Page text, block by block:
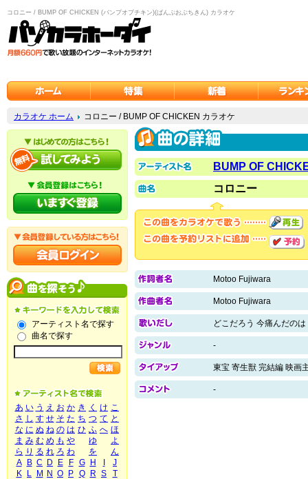
コロニー / BUMP OF CHICKEN (バンプオブチキン)(ばんぷおぶちきん) カラオケ
カラオケ ホーム コロニー / BUMP OF CHICKEN カラオケ
アーティスト名で探す
曲名で探す
あ い う え お か き く け こ
さ し す せ そ た ち つ て と
な に ぬ ね の は ひ ふ へ ほ
ま み む め も や ゆ
よ
ら り る れ ろ わ を
ん
A
B C D E F G H
J
K
L M N O P Q R S
T
BUMP OF
コロニー
Motoo Fujiwara
Motoo Fujiwara
どこだろう 今痛んだのは
-
東宝 寄生獣 完結編 映画
-